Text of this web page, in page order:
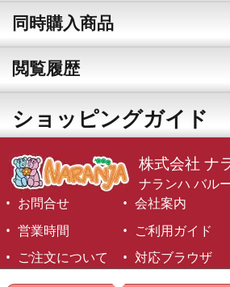
同時購入商品
閲覧履歴
ショッピングガイド
株式会社 ナ
ナランハ バル
お問合せ
会社案内
営業時間
ご利用ガイド
ご注文について
対応ブラウザ
©1999-2026 NARANJA Inc. All